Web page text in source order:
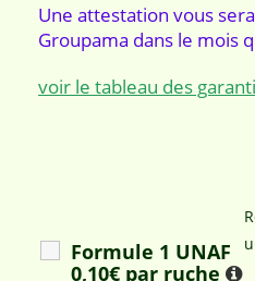
Une attestation vous
Groupama dans le mois
voir le tableau des
Formule 1 UNAF
0,10€ par ruche